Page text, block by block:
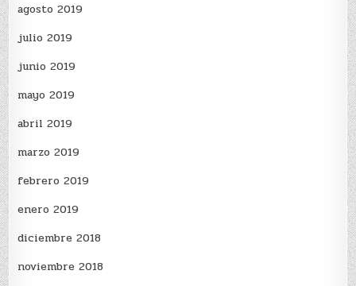
agosto 2019
julio 2019
junio 2019
mayo 2019
abril 2019
marzo 2019
febrero 2019
enero 2019
diciembre 2018
noviembre 2018